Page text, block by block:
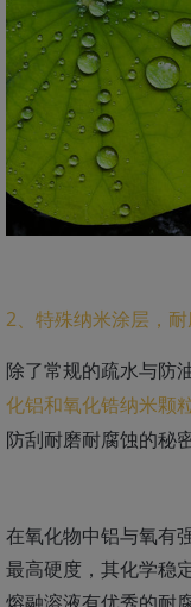
2、特殊纳米涂层，
除了常规的疏水与防
化铝和氧化锆纳米颗
防刮耐磨耐腐蚀的秘
在氧化物中铝与氧有
最高硬度，其化学稳